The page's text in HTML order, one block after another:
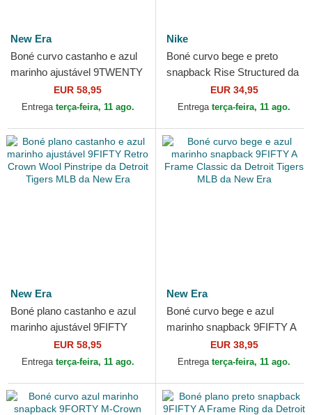
New Era
Boné curvo castanho e azul
marinho ajustável 9TWENTY
A Frame Wool Pinstripe da
Detroit Tigers MLB...
EUR 58,95
Entrega terça-feira, 11 ago.
Nike
Boné curvo bege e preto
snapback Rise Structured da
Detroit Tigers MLB da Nike
EUR 34,95
Entrega terça-feira, 11 ago.
New Era
Boné plano castanho e azul
marinho ajustável 9FIFTY
Retro Crown Wool Pinstripe
da Detroit Tigers...
EUR 58,95
Entrega terça-feira, 11 ago.
New Era
Boné curvo bege e azul
marinho snapback 9FIFTY A
Frame Classic da Detroit
Tigers MLB da New Era
EUR 38,95
Entrega terça-feira, 11 ago.